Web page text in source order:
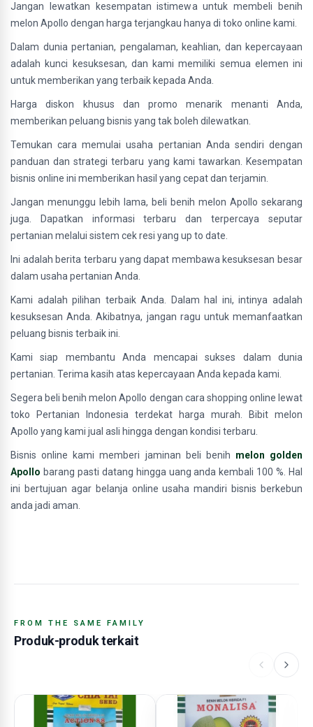
Jangan lewatkan kesempatan istimewa untuk membeli benih
melon Apollo dengan harga terjangkau hanya di toko online kami.
Dalam dunia pertanian, pengalaman, keahlian, dan kepercayaan
adalah kunci kesuksesan, dan kami memiliki semua elemen ini
untuk memberikan yang terbaik kepada Anda.
Harga diskon khusus dan promo menarik menanti Anda,
memberikan peluang bisnis yang tak boleh dilewatkan.
Temukan cara memulai usaha pertanian Anda sendiri dengan
panduan dan strategi terbaru yang kami tawarkan. Kesempatan
bisnis online ini memberikan hasil yang cepat dan terjamin.
Jangan menunggu lebih lama, beli benih melon Apollo sekarang
juga. Dapatkan informasi terbaru dan terpercaya seputar
pertanian melalui sistem cek resi yang up to date.
Ini adalah berita terbaru yang dapat membawa kesuksesan besar
dalam usaha pertanian Anda.
Kami adalah pilihan terbaik Anda. Dalam hal ini, intinya adalah
kesuksesan Anda. Akibatnya, jangan ragu untuk memanfaatkan
peluang bisnis terbaik ini.
Kami siap membantu Anda mencapai sukses dalam dunia
pertanian. Terima kasih atas kepercayaan Anda kepada kami.
Segera beli benih melon Apollo dengan cara shopping online lewat
toko Pertanian Indonesia terdekat harga murah. Bibit melon
Apollo yang kami jual asli hingga dengan kondisi terbaru.
Bisnis online kami memberi jaminan beli benih melon golden
Apollo barang pasti datang hingga uang anda kembali 100 %. Hal
ini bertujuan agar belanja online usaha mandiri bisnis berkebun
anda jadi aman.
FROM THE SAME FAMILY
Produk-produk terkait